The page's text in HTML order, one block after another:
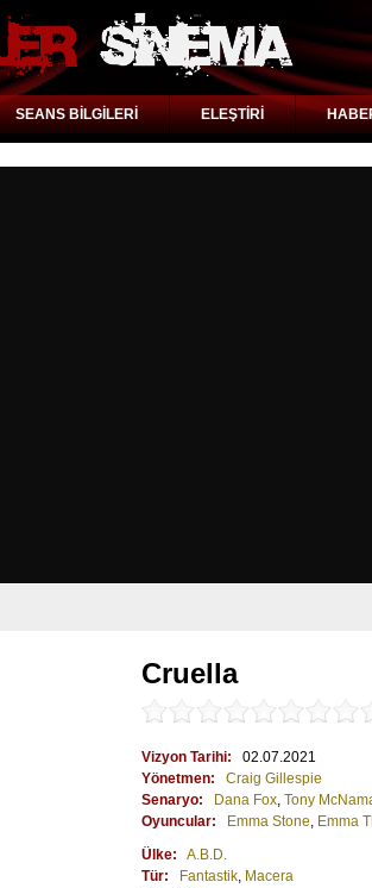
SEANS BİLGİLERİ ELEŞTİRİ
Cruella
Vizyon Tarihi:
02.07.2021
Yönetmen:
Craig Gillespie
Senaryo:
Dana Fox, Tony
Oyuncular:
Emma Stone, Emma
Ülke:
A.B.D.
Tür:
Fantastik, Macera